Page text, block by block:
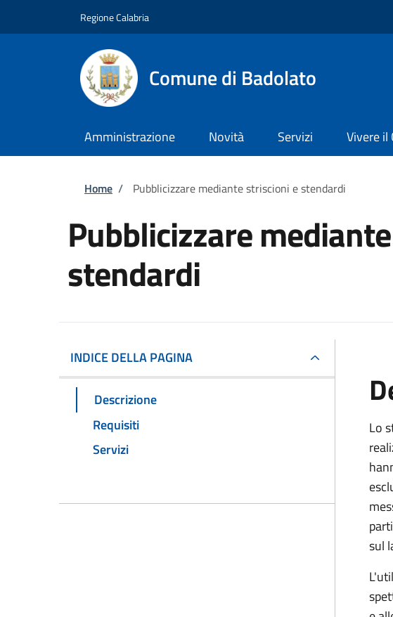
Regione Calabria
Comune di Badolato
Amministrazione Novità Servizi Vivere il
Briciole di pane
Home / Pubblicizzare mediante striscioni e stendardi
Pubblicizzare
stendardi
INDICE DELLA PAGINA
Descrizione
Requisiti
Servizi
Lo
sul